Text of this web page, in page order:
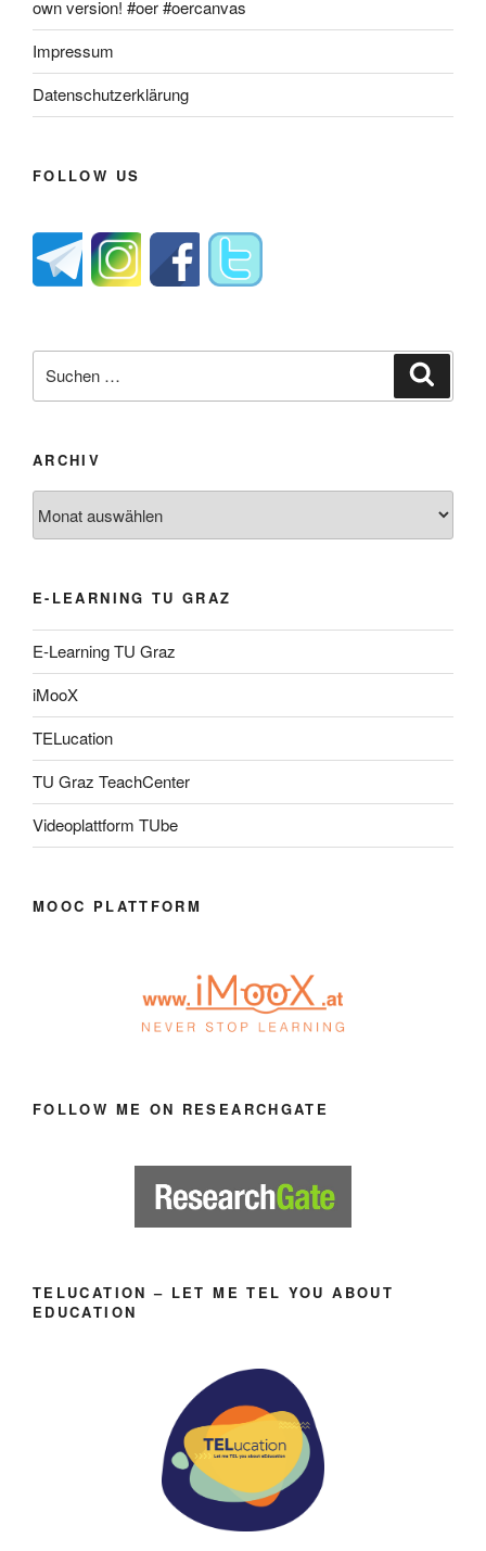
own version! #oer #oercanvas
Impressum
Datenschutzerklärung
FOLLOW US
nach:
ARCHIV
E-LEARNING TU GRAZ
E-Learning TU Graz
iMooX
TELucation
TU Graz TeachCenter
Videoplattform TUbe
MOOC PLATTFORM
FOLLOW ME ON RESEARCHGATE
TELUCATION – LET ME TEL YOU ABOUT
EDUCATION